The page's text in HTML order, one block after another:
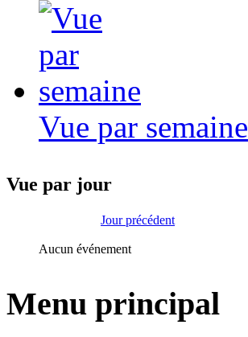
Vue par semaine
Vue par jour
Jour précédent
Aucun événement
Menu principal